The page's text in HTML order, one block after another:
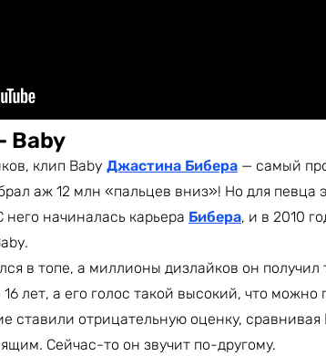
Baby
клип Baby Джастина Бибера — самый
аж 12 млн «пальцев вниз»! Но для певца
начиналась карьера Бибера, и в 2010
в топе, а миллионы дизлайков он получил
16 лет, а его голос такой высокий, что можно
ставили отрицательную оценку, сравнивая
Сейчас-то он звучит по-другому.